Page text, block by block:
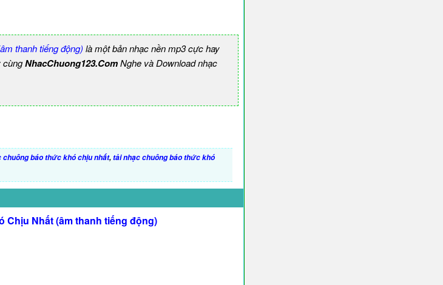
thanh tiếng động) là một bản nhạc nền mp3 cực hay
cùngNhacChuong123.ComNghe và Download nhạc
chuông báo thức khó chịu nhất,tải nhạc chuông báo thức khó
Chịu Nhất (âm thanh tiếng động)